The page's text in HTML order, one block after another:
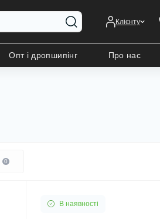
Клієнту
Опт і дропшипінг Про нас
0
В наявності